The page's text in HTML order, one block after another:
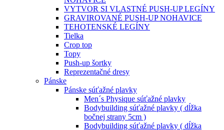
VYTVOR SI VLASTNÉ PUSH-UP LEGÍNY
GRAVIROVANÉ PUSH-UP NOHAVICE
TEHOTENSKÉ LEGÍNY
Tielka
Crop top
Topy
Push-up šortky
Reprezentačné dresy
Pánske
Pánske súťažné plavky
Men´s Physique súťažné plavky
Bodybuilding súťažné plavky ( dĺžka
bočnej strany 5cm )
Bodybuilding súťažné plavky ( dĺžka